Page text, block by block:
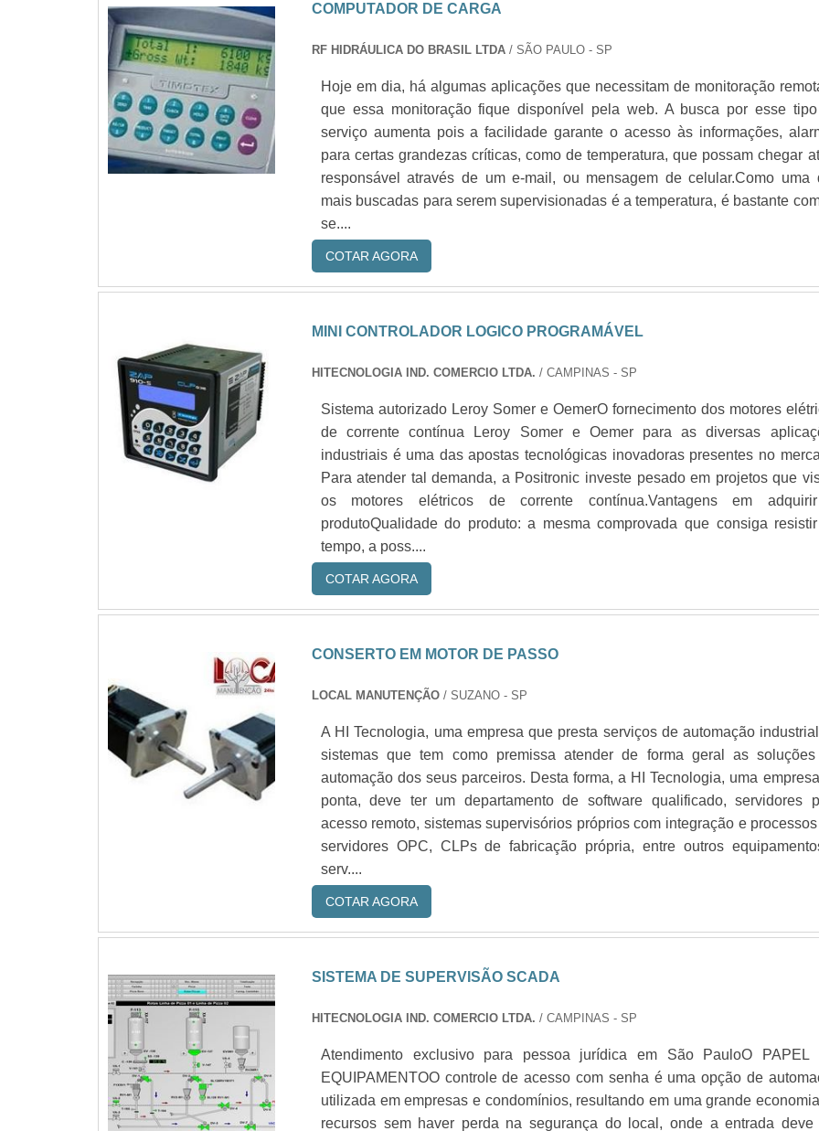
COMPUTADOR DE CARGA
RF HIDRÁULICA DO BRASIL LTDA/ SÃO PAULO - SP
Hoje em dia, há algumas aplicações que necessitam de monitoração
que essa monitoração fique disponível pela web. A busca por esse
serviço aumenta pois a facilidade garante o acesso às informações,
para certas grandezas críticas, como de temperatura, que possam chegar
responsável através de um e-mail, ou mensagem de celular.Como uma
mais buscadas para serem supervisionadas é a temperatura, é bastante
se....
COTAR AGORA
MINI CONTROLADOR LOGICO PROGRAMÁVEL
HITECNOLOGIA IND. COMERCIO LTDA. / CAMPINAS - SP
Sistema autorizado Leroy Somer e OemerO fornecimento dos motores
de corrente contínua Leroy Somer e Oemer para as diversas
industriais é uma das apostas tecnológicas inovadoras presentes no
Para atender tal demanda, a Positronic investe pesado em projetos que
os motores elétricos de corrente contínua.Vantagens em
produtoQualidade do produto: a mesma comprovada que consiga
tempo, a poss....
COTAR AGORA
CONSERTO EM MOTOR DE PASSO
LOCAL MANUTENÇÃO/ SUZANO - SP
A HI Tecnologia, uma empresa que presta serviços de automação
sistemas que tem como premissa atender de forma geral as
automação dos seus parceiros. Desta forma, a HI Tecnologia, uma
ponta, deve ter um departamento de software qualificado, servidores
acesso remoto, sistemas supervisórios próprios com integração e
servidores OPC, CLPs de fabricação própria, entre outros
serv....
COTAR AGORA
SISTEMA DE SUPERVISÃO SCADA
HITECNOLOGIA IND. COMERCIO LTDA. / CAMPINAS - SP
Atendimento exclusivo para pessoa jurídica em São PauloO PAPEL
EQUIPAMENTOO controle de acesso com senha é uma opção de
utilizada em empresas e condomínios, resultando em uma grande
recursos sem haver perda na segurança do local, onde a entrada deve